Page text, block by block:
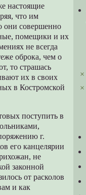
настоящие
что им
они совершенно
помещики и их
не всегда
оброка, чем о
то страшась
их в своих
в Костромской
поступить в
г.
его канцелярии
не
законной
от расколов
и как